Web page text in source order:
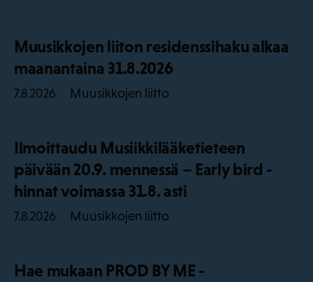
Muusikkojen liiton residenssihaku alkaa
maanantaina 31.8.2026
7.8.2026 Muusikkojen liitto
Ilmoittaudu Musiikkilääketieteen
päivään 20.9. mennessä – Early bird -
hinnat voimassa 31.8. asti
7.8.2026 Muusikkojen liitto
Hae mukaan PROD BY ME -